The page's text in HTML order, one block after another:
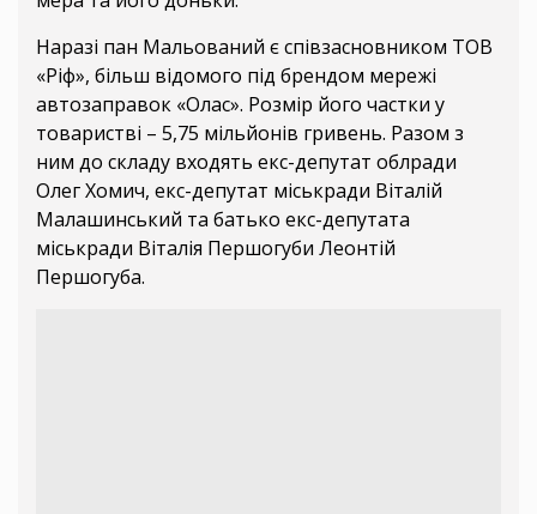
Наразі пан Мальований є співзасновником ТОВ
«Ріф», більш відомого під брендом мережі
автозаправок «Олас». Розмір його частки у
товаристві – 5,75 мільйонів гривень. Разом з
ним до складу входять екс-депутат облради
Олег Хомич, екс-депутат міськради Віталій
Малашинський та батько екс-депутата
міськради Віталія Першогуби Леонтій
Першогуба.